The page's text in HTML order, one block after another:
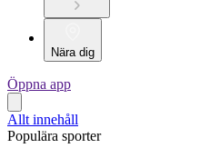
Nära dig
Öppna app
Allt innehåll
Populära sporter